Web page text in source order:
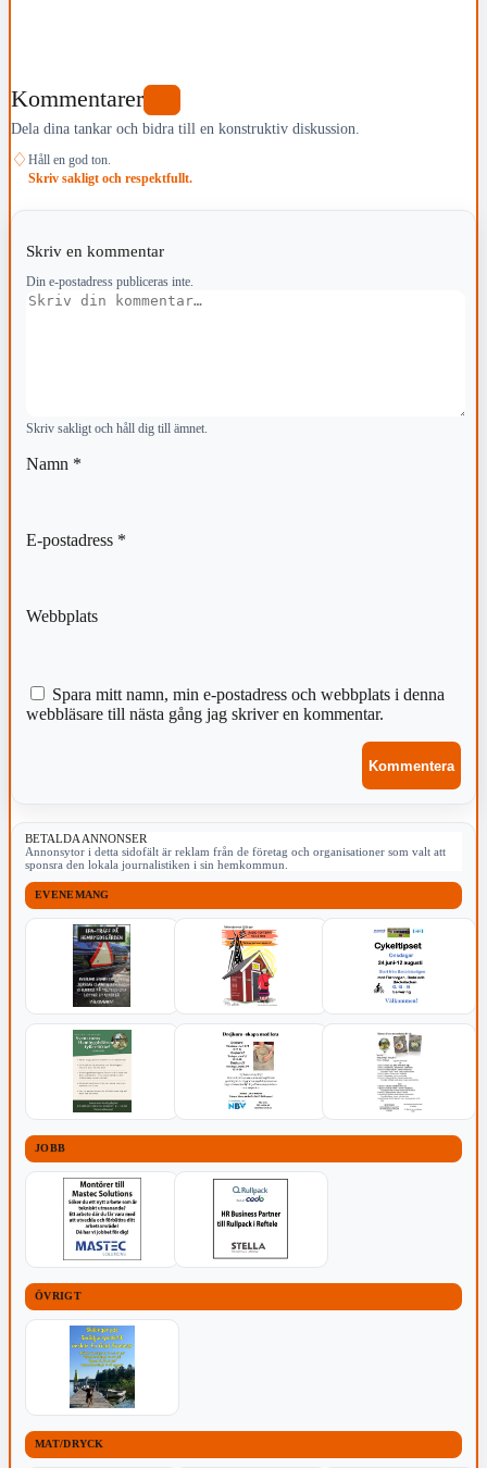
Kommentarer
Dela dina tankar och bidra till en konstruktiv diskussion.
♢ Håll en god ton.
Skriv sakligt och respektfullt.
Skriv en kommentar
Din e-postadress publiceras inte.
Kommentar
Skriv sakligt och håll dig till ämnet.
Namn *
E-postadress *
Webbplats
Spara mitt namn, min e-postadress och webbplats i denna
webbläsare till nästa gång jag skriver en kommentar.
BETALDA ANNONSER
Annonsytor i detta sidofält är reklam från de företag och organisationer som valt att
sponsra den lokala journalistiken i sin hemkommun.
EVENEMANG
JOBB
ÖVRIGT
MAT/DRYCK